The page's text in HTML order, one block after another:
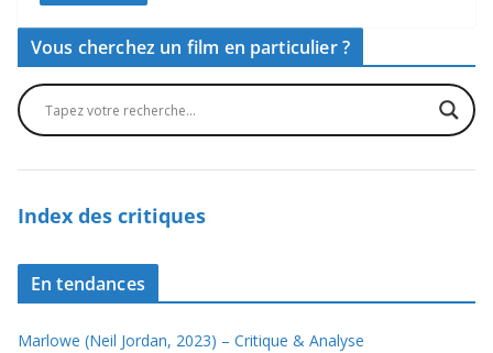
Vous cherchez un film en particulier ?
Index des critiques
En tendances
Marlowe (Neil Jordan, 2023) – Critique & Analyse